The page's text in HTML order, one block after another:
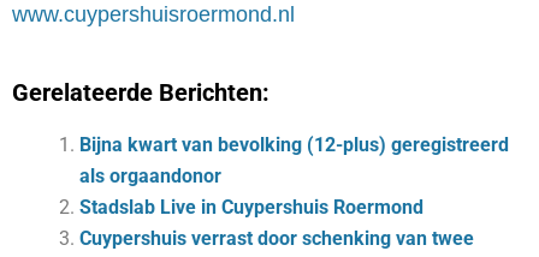
www.cuypershuisroermond.nl
Gerelateerde Berichten:
Bijna kwart van bevolking (12-plus) geregistreerd
als orgaandonor
Stadslab Live in Cuypershuis Roermond
Cuypershuis verrast door schenking van twee